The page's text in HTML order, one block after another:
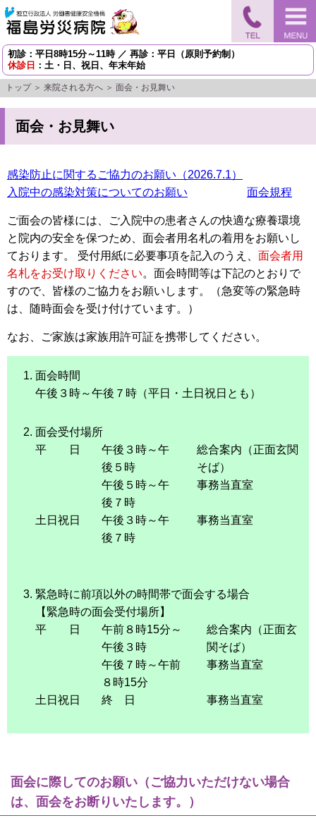
初診：平日8時15分～11時 ／ 再診：平日（原則予約制）
休診日 ：土・日、祝日、年末年始
トップ＞ 来院される方へ ＞ 面会・お見舞い
面会・お見舞い
感染防止に関するご協力のお願い（2026.7.1）
入院中の感染対策についてのお願い
面会規程
ご面会の皆様には、ご入院中の患者さんの快適な療養環境
と院内の安全を保つため、面会者用名札の着用をお願いし
ております。 受付用紙に必要事項を記入のうえ、 面会者用
名札をお受け取りください。面会時間等は下記のとおりで
すので、皆様のご協力をお願いします。（急変等の緊急時
は、随時面会を受け付けています。）
なお、ご家族は家族用許可証を携帯してください。
面会時間
午後３時～午後７時（平日・土日祝日とも）
面会受付場所
平 日
午後３時～午
後５時
総合案内（正面玄関
そば）
午後５時～午
後７時
事務当直室
土日祝日
午後３時～午
後７時
事務当直室
緊急時に前項以外の時間帯で面会する場合
【緊急時の面会受付場所】
平 日
午前８時15分～
午後３時
総合案内（正面玄
関そば）
午後７時～午前
８時15分
事務当直室
土日祝日 終 日 事務当直室
面会に際してのお願い（ご協力いただけない場合
は、面会をお断りいたします。）